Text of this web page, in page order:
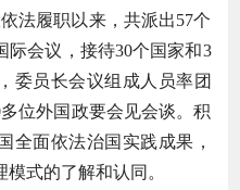
法履职以来，共派出57个
际会议，接待30个国家和3
委员长会议组成人员率团
位外国政要会见会谈。积
全面依法治国实践成果，
式的了解和认同。